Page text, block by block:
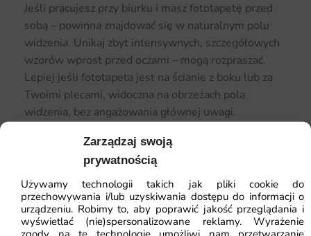
Zarządzaj swoją
prywatnością
Używamy technologii takich jak pliki cookie do
przechowywania i/lub uzyskiwania dostępu do informacji o
urządzeniu. Robimy to, aby poprawić jakość przeglądania i
wyświetlać (nie)spersonalizowane reklamy. Wyrażenie
Jeśli pracujesz przy biurku i masz fototapetę przed
sobą – powinna znajdować się w naturalnym polu
widzenia. Unikaj zbyt intensywnych, szczegółowych
wzorów wprost przed oczami – mogą rozpraszać.
Lepiej jeśli fototapeta jest na ścianie z boku lub za
Twoimi plecami, widoczna na obrzeżach pola
widzenia, bez angażowania głównej uwagi.